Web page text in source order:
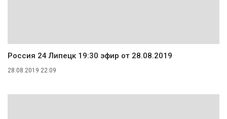
Россия 24 Липецк 19:30 эфир от 28.08.2019
28.08.2019 22:09